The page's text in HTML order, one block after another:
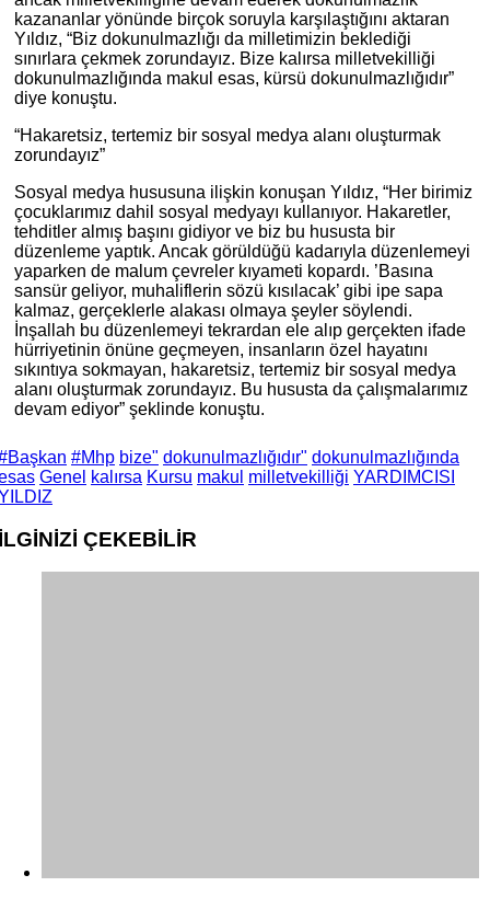
kazananlar yönünde birçok soruyla karşılaştığını aktaran
Yıldız, “Biz dokunulmazlığı da milletimizin beklediği
sınırlara çekmek zorundayız. Bize kalırsa milletvekilliği
dokunulmazlığında makul esas, kürsü dokunulmazlığıdır”
diye konuştu.
“Hakaretsiz, tertemiz bir sosyal medya alanı oluşturmak
zorundayız”
Sosyal medya hususuna ilişkin konuşan Yıldız, “Her birimiz
çocuklarımız dahil sosyal medyayı kullanıyor. Hakaretler,
tehditler almış başını gidiyor ve biz bu hususta bir
düzenleme yaptık. Ancak görüldüğü kadarıyla düzenlemeyi
yaparken de malum çevreler kıyameti kopardı. ’Basına
sansür geliyor, muhaliflerin sözü kısılacak’ gibi ipe sapa
kalmaz, gerçeklerle alakası olmaya şeyler söylendi.
İnşallah bu düzenlemeyi tekrardan ele alıp gerçekten ifade
hürriyetinin önüne geçmeyen, insanların özel hayatını
sıkıntıya sokmayan, hakaretsiz, tertemiz bir sosyal medya
alanı oluşturmak zorundayız. Bu hususta da çalışmalarımız
devam ediyor” şeklinde konuştu.
#Mhp bize" dokunulmazlığıdır" dokunulmazlığında
Genel kalırsa Kursu makul milletvekilliği YARDIMCISI
ÇEKEBİLİR